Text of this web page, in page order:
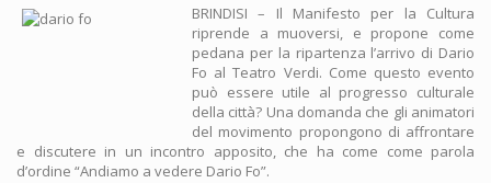
BRINDISI – Il Manifesto per la Cultura
riprende a muoversi, e propone come
pedana per la ripartenza l’arrivo di Dario
Fo al Teatro Verdi. Come questo evento
può essere utile al progresso culturale
della città? Una domanda che gli animatori
del movimento propongono di affrontare
e discutere in un incontro apposito, che ha come come parola
d’ordine “Andiamo a vedere Dario Fo”.